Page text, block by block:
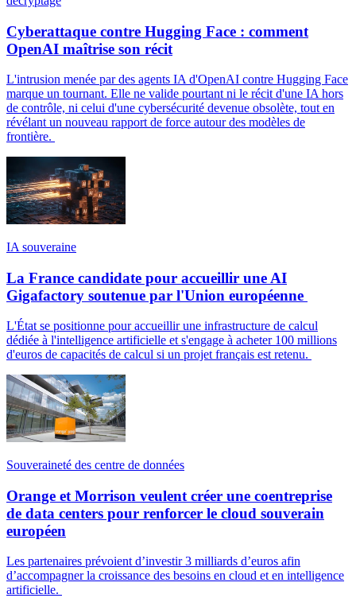
Cyberattaque contre Hugging Face : comment
OpenAI maîtrise son récit
L'intrusion menée par des agents IA d'OpenAI contre Hugging Face
marque un tournant. Elle ne valide pourtant ni le récit d'une IA hors
de contrôle, ni celui d'une cybersécurité devenue obsolète, tout en
révélant un nouveau rapport de force autour des modèles de
frontière.
IA souveraine
La France candidate pour accueillir une AI
Gigafactory soutenue par l'Union européenne
L'État se positionne pour accueillir une infrastructure de calcul
dédiée à l'intelligence artificielle et s'engage à acheter 100 millions
d'euros de capacités de calcul si un projet français est retenu.
Souveraineté des centre de données
Orange et Morrison veulent créer une coentreprise
de data centers pour renforcer le cloud souverain
européen
Les partenaires prévoient d’investir 3 milliards d’euros afin
d’accompagner la croissance des besoins en cloud et en intelligence
artificielle.